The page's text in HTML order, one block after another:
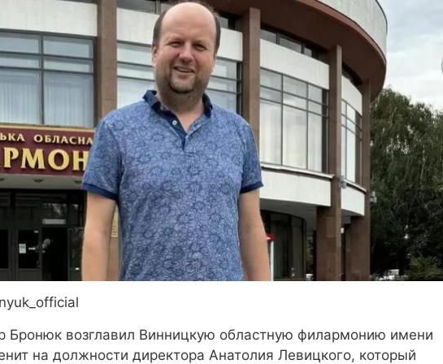
Бронюк возглавил Винницкую областную филармонию имени
на должности директора Анатолия Левицкого, который